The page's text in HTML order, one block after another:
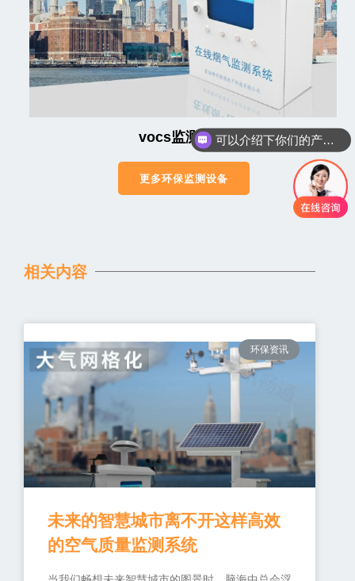
vocs监测系统
更多环保监测设备
相关内容
环保资讯
未来的智慧城市离不开这样高效
的空气质量监测系统
可以介绍下你们的产品么
你们是怎么收费的呢